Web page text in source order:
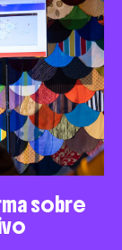
sobre